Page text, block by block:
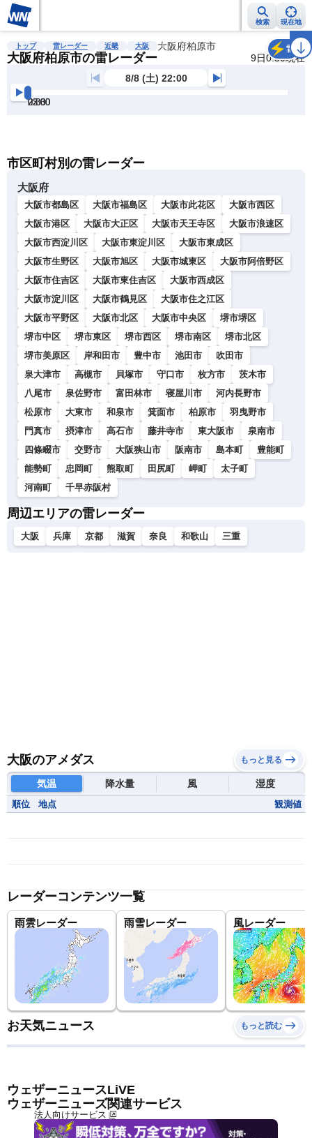
検索 現在地
雨雲レーダー 台風情報 地震情報 警報・注意報 2週間天気 ラ
トップ 雷レーダー 近畿 大阪 大阪府柏原市
大阪府柏原市の雷レーダー 9日0:50現在
雷
8/8 (土) 22:00
22:00
22:30
23:00
23:30
0:00
0:30
市区町村別の雷レーダー
大阪府
大阪市都島区 大阪市福島区 大阪市此花区
大阪市西区
大阪市港区
大阪市大正区 大阪市天王寺区
大阪市浪速区
大阪市西淀川区
大阪市東淀川区
大阪市東成区
大阪市生野区
大阪市旭区 大阪市城東区
大阪市阿倍野区
大阪市住吉区
大阪市東住吉区
大阪市西成区
大阪市淀川区
大阪市鶴見区
大阪市住之江区
大阪市平野区
大阪市北区 大阪市中央区
堺市堺区
堺市中区
堺市東区 堺市西区 堺市南区
堺市北区
堺市美原区
岸和田市 豊中市 池田市
吹田市
泉大津市
高槻市 貝塚市 守口市 枚方市
茨木市
八尾市
泉佐野市 富田林市 寝屋川市
河内長野市
松原市
大東市 和泉市 箕面市 柏原市
羽曳野市
門真市
摂津市 高石市 藤井寺市 東大阪市
泉南市
四條畷市
交野市 大阪狭山市 阪南市 島本町
豊能町
能勢町
忠岡町 熊取町 田尻町 岬町
太子町
河南町
千早赤阪村
周辺エリアの雷レーダー
大阪 兵庫 京都 滋賀 奈良 和歌山 三重
大阪のアメダス もっと見る
気温 降水量 風 湿度
順位 地点 観測値
レーダーコンテンツ一覧
雨雲レーダー 雨雪レーダー 風レーダー
お天気ニュース もっと読む
ウェザーニュースLiVE
ウェザーニューズ関連サービス
法人向けサービス